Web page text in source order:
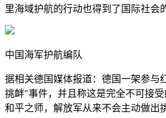
里海域护航的行动也得到了国际社会
中国海军护航编队
据相关德国媒体报道：德国一架参与
挑衅"事件，并且称这是完全不可接
和平之师，解放军从来不会主动做出